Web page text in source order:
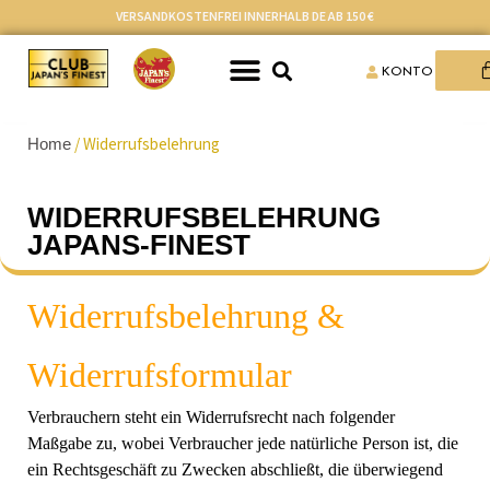
VERSANDKOSTENFREI INNERHALB DE AB 150 €
KONTO
Home/ Widerrufsbelehrung
WIDERRUFSBELEHRUNG
JAPANS-FINEST
Widerrufsbelehrung &
Widerrufsformular
Verbrauchern steht ein Widerrufsrecht nach folgender
Maßgabe zu, wobei Verbraucher jede natürliche Person ist, die
ein Rechtsgeschäft zu Zwecken abschließt, die überwiegend